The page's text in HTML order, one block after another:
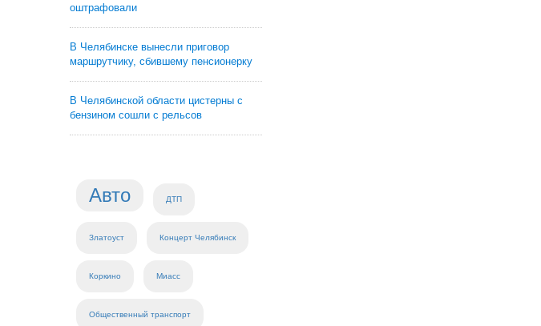
оштрафовали
В Челябинске вынесли приговор
маршрутчику, сбившему пенсионерку
В Челябинской области цистерны с
бензином сошли с рельсов
Авто ДТП
Златоуст Концерт Челябинск
Коркино Миасс
Общественный транспорт